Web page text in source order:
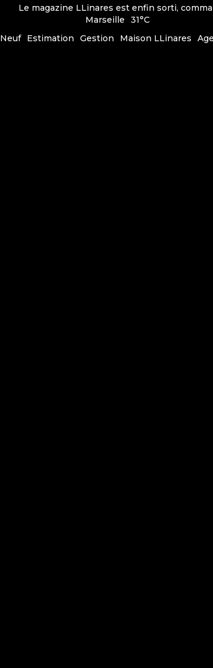
Le magazine LLinares est enfin sorti,
Marseille
31°C
Neuf Estimation Gestion Maison LLinares